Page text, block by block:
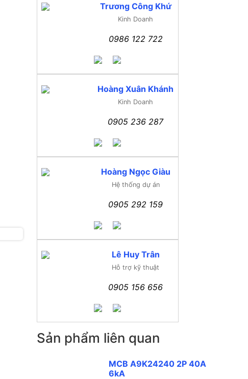
Trương Công Khứ
Kinh Doanh
0986 122 722
Hoàng Xuân Khánh
Kinh Doanh
0905 236 287
Hoàng Ngọc Giàu
Hệ thống dự án
0905 292 159
Lê Huy Trân
Hỗ trợ kỹ thuật
0905 156 656
Sản phẩm liên quan
MCB A9K24240 2P 40A
6kA